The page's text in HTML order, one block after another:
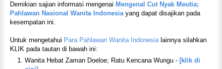
Demikian sajian informasi mengenai Mengenal Cut Nyak Meutia;
Pahlawan Nasional Wanita Indonesia yang dapat disajikan pada
kesempatan ini.
Untuk mengetahui Para Pahlawan Wanita Indonesialainnya silahkan
KLIK pada tautan di bawah ini:
Wanita Hebat Zaman Doeloe; Ratu Kencana Wungu - [klik di